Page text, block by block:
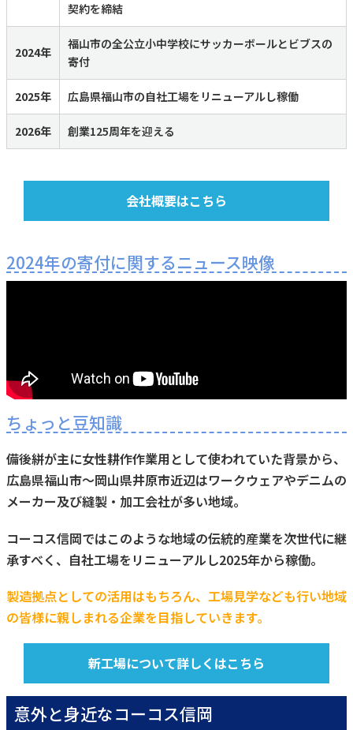
契約を締結
2024年
福山市の全公立小中学校にサッカーボールとビブスの
寄付
2025年 広島県福山市の自社工場をリニューアルし稼働
2026年 創業125周年を迎える
会社概要はこちら
2024年の寄付に関するニュース映像
ちょっと豆知識
備後絣が主に女性耕作作業用として使われていた背景から、
広島県福山市～岡山県井原市近辺はワークウェアやデニムの
メーカー及び縫製・加工会社が多い地域。
コーコス信岡ではこのような地域の伝統的産業を次世代に継
承すべく、自社工場をリニューアルし2025年から稼働。
製造拠点としての活用はもちろん、工場見学なども行い地域
の皆様に親しまれる企業を目指していきます。
新工場について詳しくはこちら
意外と身近なコーコス信岡